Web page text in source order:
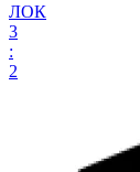
ЛОК
3
:
2